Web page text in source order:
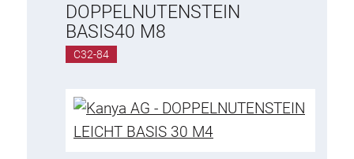
Spezialprofile
Spezial-Profile
Scharnierprofile, Griffleisten, Vierkantrohr
Verbindungstechnik
DOPPELNUTENSTEIN
BASIS40 M8
C32-84